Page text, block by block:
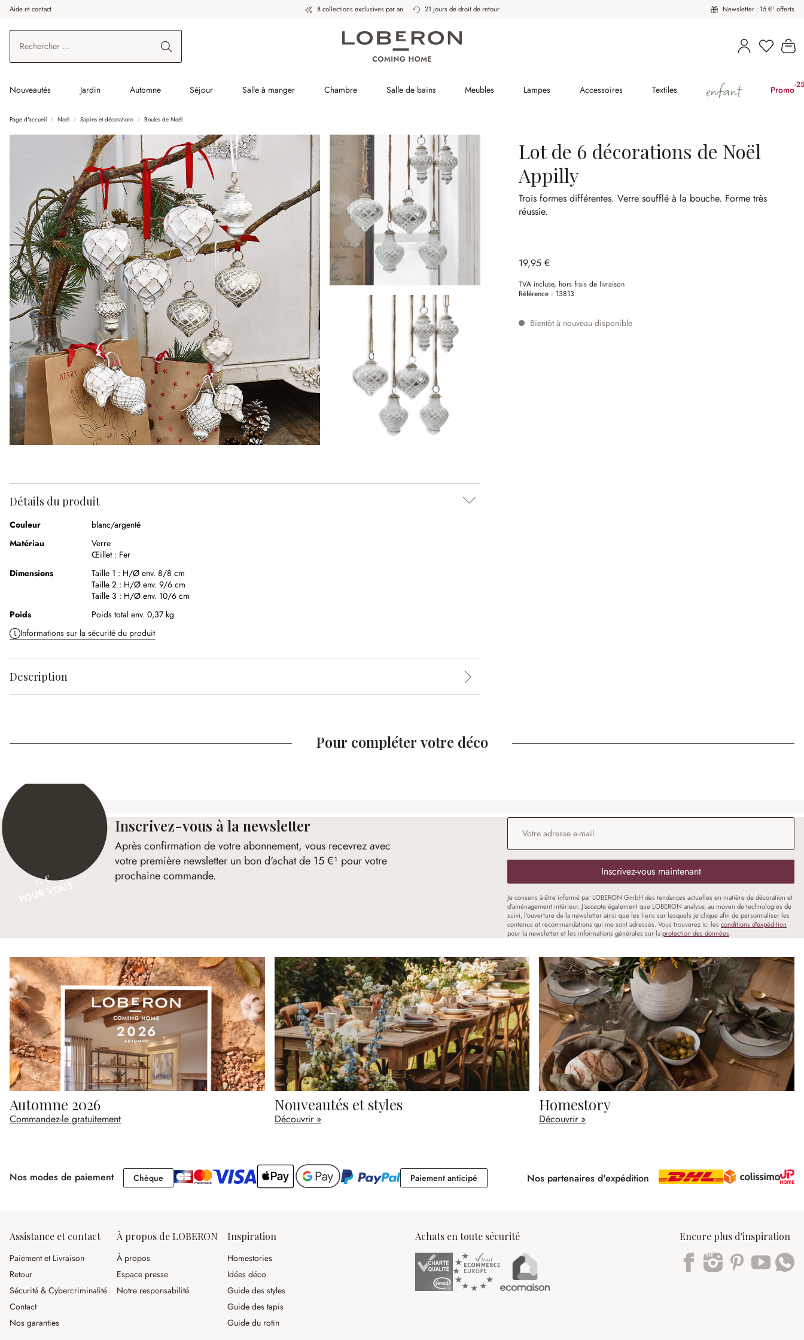
au contenu principal
Aller à la recherche
Aller à la navigation principale
Aide et contact 8 collections exclusives par an 21 jours de droit de retour Newsletter : 15 €¹ offerts
Vous
Nouveautés Jardin Automne Séjour Salle à manger Chambre Salle de bains Meubles Lampes Accessoires Textiles enfant Promo-
Page d'accueil Noël Sapins et décorations Boules de Noël
Lot de 6 décorations de Noël
Appilly
Trois formes différentes.Verre soufflé à la bouche. Forme très
réussie.
19,95 €
TVA incluse, hors frais de livraison
Référence : 13813
Bientôt à nouveau disponible
Détails du produit
Couleur
blanc/argenté
Matériau
Verre
Œillet : Fer
Dimensions
Taille 1 : H/Ø env. 8/8 cm
Taille 2 : H/Ø env. 9/6 cm
Taille 3 : H/Ø env. 10/6 cm
Poids
Poids total env. 0,37 kg
Informations sur la sécurité du produit
Description
Pour compléter votre déco
15 €
Inscrivez-vous à la newsletter
Après confirmation de votre abonnement, vous recevrez avec
votre première newsletter un bon d'achat de 15 €¹ pour votre
prochaine commande.
Adresse e-mail
Inscrivez-vous maintenant
Je consens à être informé par LOBERON GmbH des tendances actuelles en matière de décoration et
d'aménagement intérieur. J'accepte également que LOBERON analyse, au moyen de technologies de
suivi, l'ouverture de la newsletter ainsi que les liens sur lesquels je clique afin de personnaliser les
contenus et recommandations qui me sont adressés. Vous trouverez ici les conditions d'expédition
pour la newsletter et les informations générales sur laprotection des données.
Automne 2026
Commandez-le gratuitement
Nouveautés et styles
Découvrir »
Homestory
Découvrir »
Nos modes de paiement Chèque Chèque Paiement anticipéPaiement anticipéNos partenaires d'expédition
Assistance et contact
Paiement et Livraison
Retour
Sécurité & Cybercriminalité
Contact
Nos garanties
À propos de LOBERON
À propos
Espace presse
Notre responsabilité
Inspiration
Homestories
Idées déco
Guide des styles
Guide des tapis
Guide du rotin
Achats en toute sécurité Encore plus d'inspiration